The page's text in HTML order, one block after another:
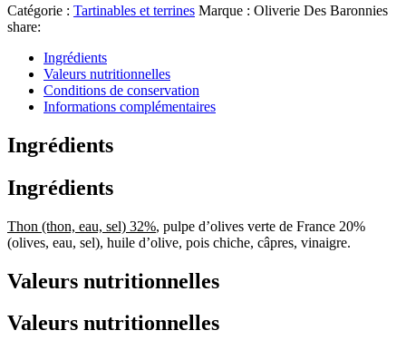
Catégorie : Tartinables et terrines Marque : Oliverie Des Baronnies
share:
Ingrédients
Valeurs nutritionnelles
Conditions de conservation
Informations complémentaires
Ingrédients
Ingrédients
Thon (thon, eau, sel) 32%, pulpe d’olives verte de France 20%
(olives, eau, sel), huile d’olive, pois chiche, câpres, vinaigre.
Valeurs nutritionnelles
Valeurs nutritionnelles